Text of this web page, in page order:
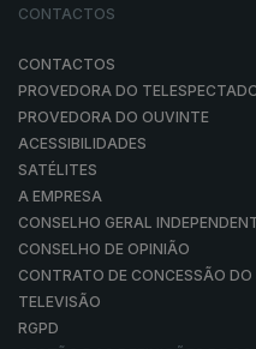
CONTACTOS
CONTACTOS
PROVEDORA DO
PROVEDORA DO OUVINTE
ACESSIBILIDADES
SATÉLITES
A EMPRESA
CONSELHO GERAL
CONSELHO DE OPINIÃO
CONTRATO DE CONCESSÃO
TELEVISÃO
RGPD